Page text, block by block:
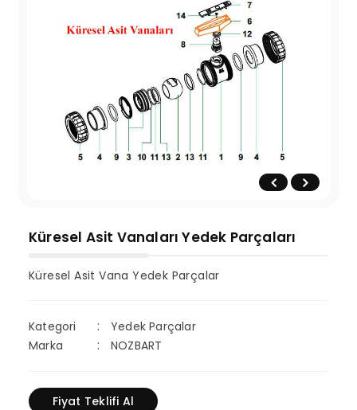
Küresel Asit Vanaları Yedek Parçaları
Küresel Asit Vana Yedek Parçalar
Kategori
Yedek Parçalar
Marka
NOZBART
Fiyat Teklifi Al